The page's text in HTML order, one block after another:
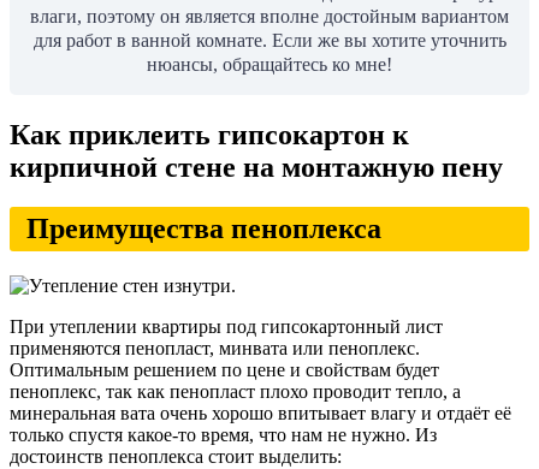
влаги, поэтому он является вполне достойным вариантом
для работ в ванной комнате. Если же вы хотите уточнить
нюансы, обращайтесь ко мне!
Как приклеить гипсокартон к
кирпичной стене на монтажную пену
Преимущества пеноплекса
При утеплении квартиры под гипсокартонный лист
применяются пенопласт, минвата или пеноплекс.
Оптимальным решением по цене и свойствам будет
пеноплекс, так как пенопласт плохо проводит тепло, а
минеральная вата очень хорошо впитывает влагу и отдаёт её
только спустя какое-то время, что нам не нужно. Из
достоинств пеноплекса стоит выделить: